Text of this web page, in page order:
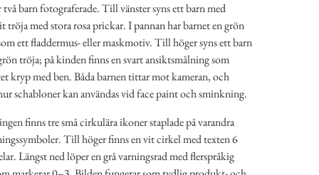
barn fotograferade. Till vänster syns ett barn med
med stora rosa prickar. I pannan har barnet en grön
ett fladdermus- eller maskmotiv. Till höger syns ett barn
tröja; på kinden finns en svart ansiktsmålning som
kryp med ben. Båda barnen tittar mot kameran, och
schabloner kan användas vid face paint och sminkning.
finns tre små cirkulära ikoner staplade på varandra
Till höger finns en vit cirkel med texten 6
Längst ned löper en grå varningsrad med flerspråkig